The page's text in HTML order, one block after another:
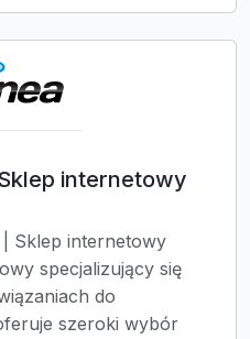
internetowy
Sklep internetowy
specjalizujący się
do
szeroki wybór